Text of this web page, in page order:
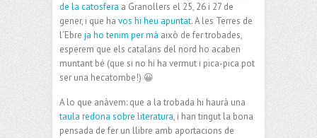
de la catosfera a Granollers el 25, 26 i 27 de
gener, i que ha vos hi heu apuntat. A les Terres de
l’Ebre ja ho tenim per mà això de fer trobades,
esperem que els catalans del nord ho acaben
muntant bé (que si no hi ha vermut i pica-pica pot
ser una hecatombe!) 😀
A lo que anàvem: que a la trobada hi haurà una
taula redona sobre literatura, i han tingut la bona
pensada de fer un llibre amb aportacions de